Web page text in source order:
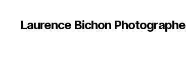
Laurence Bichon Photographe